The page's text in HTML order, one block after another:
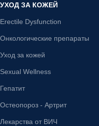
УХОД ЗА КОЖЕЙ
Erectile Dysfunction
Онкологические препараты
Уход за кожей
Sexual Wellness
Гепатит
Остеопороз - Артрит
Лекарства от ВИЧ